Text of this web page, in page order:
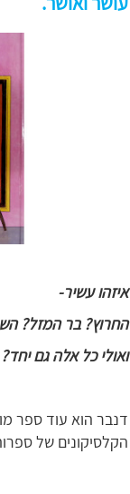
איזהו עשיר-
החרוץ? בר המזל?
ואולי כל אלה גם יחד?
דנבר הוא עוד ספר
הקלסיקונים של